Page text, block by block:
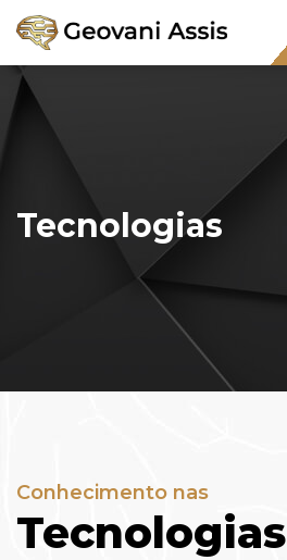
Tecnologias
Conhecimento nas
Tecnologias